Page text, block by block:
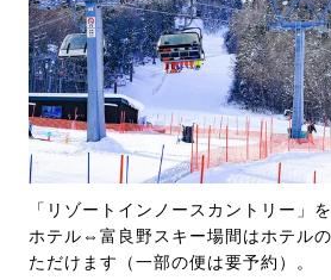
「リゾートインノースカントリー」
ホテル⇔富良野スキー場間はホテル
ただけます（一部の便は要予約）。